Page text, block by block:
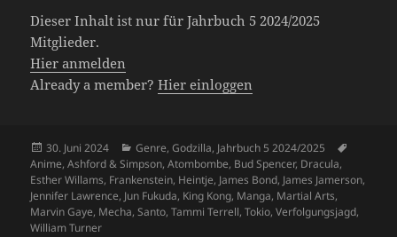
Dieser Inhalt ist nur für Jahrbuch 5 2024/2025
Mitglieder.
Hier anmelden
Already a member?Hier einloggen
Veröffentlicht
am
30. Juni 2024 Kategorien
Genre,Godzilla, Jahrbuch 5 2024/2025
Anime,Ashford & Simpson,Atombombe, Bud Spencer, Dracula,
Esther Willams, Frankenstein, Heintje, James Bond, James Jamerson,
Jennifer Lawrence, Jun Fukuda, King Kong, Manga, Martial Arts,
Marvin Gaye, Mecha,Santo,Tammi Terrell,Tokio,Verfolgungsjagd,
William Turner